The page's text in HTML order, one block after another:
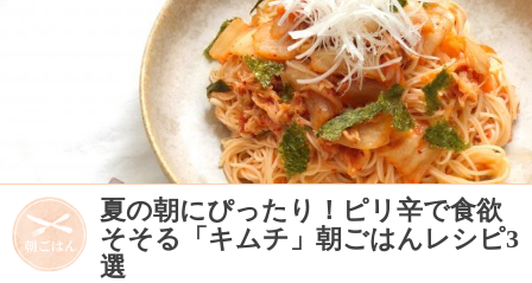
夏の朝にぴったり！ピリ辛で食欲
そそる「キムチ」朝ごはんレシピ3
選